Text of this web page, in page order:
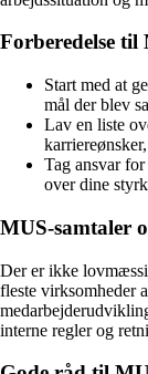
Forberedelse til
Start med at
mål der blev
Lav en liste
Tag ansvar
over dine
MUS-samtaler
Der er ikke
fleste virksomheder
interne regler og